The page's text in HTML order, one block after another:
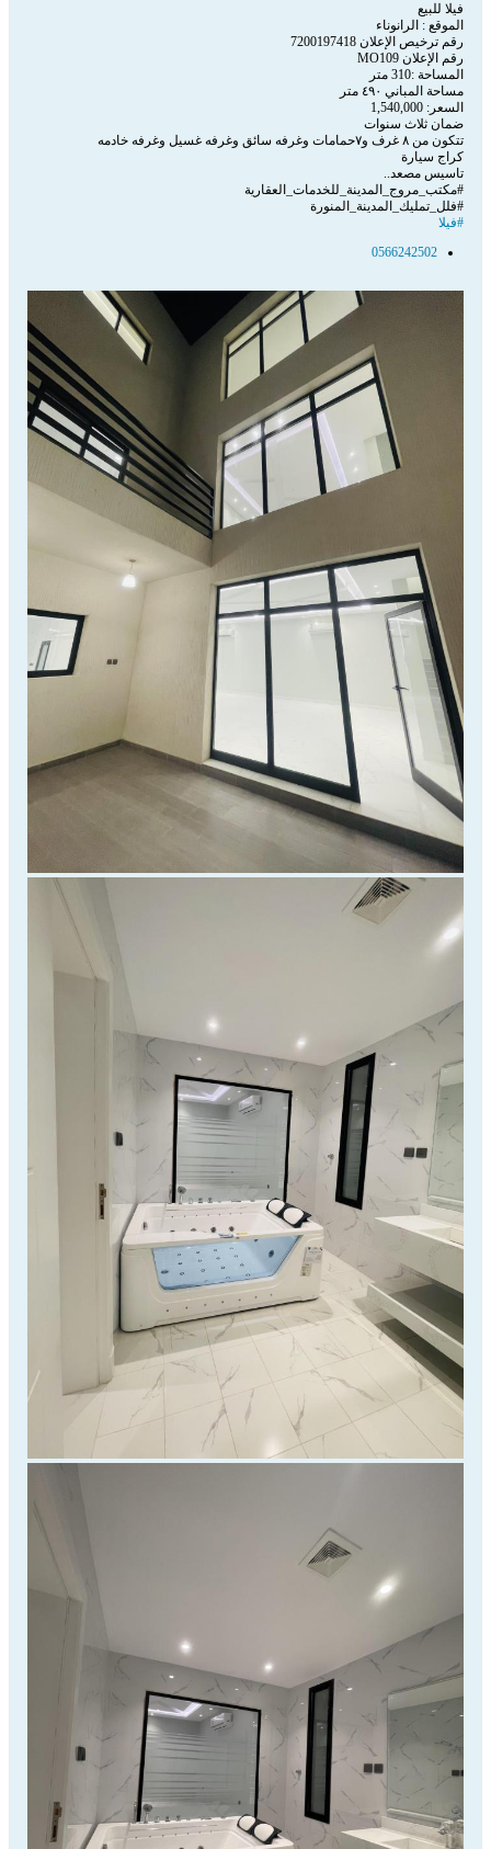
فيلا للبيع
الموقع : الرانوناء
رقم ترخيص الإعلان 7200197418
رقم الإعلان MO109
المساحة :310 متر
مساحة المباني ٤٩٠ متر
السعر: 1,540,000
ضمان ثلاث سنوات
تتكون من ٨ غرف و٧حمامات وغرفه سائق وغرفه غسيل وغرفه خادمه
كراج سيارة
تاسيس مصعد..
#مكتب_مروج_المدينة_للخدمات_العقارية
#فلل_تمليك_المدينة_المنورة
فيلا
0566242502